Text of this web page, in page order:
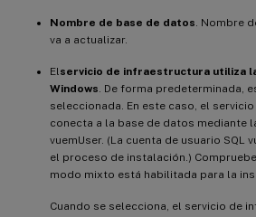
Nombre de base de datos. Nombre
va a actualizar.
Elservicio de infraestructura utiliza
Windows. De forma predeterminada,
seleccionada. En este caso, el
conecta a la base de datos mediante
vuemUser. (La cuenta de usuario SQL
el proceso de instalación.)
modo mixto está habilitada para la
Cuando se selecciona, el servicio de